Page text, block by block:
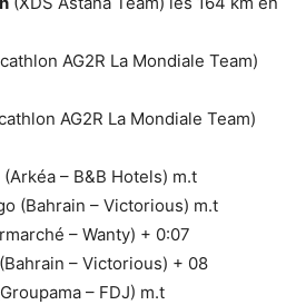
AG2R La Mondiale Team)
AG2R La Mondiale Team)
(Arkéa – B&B Hotels) m.t
(Bahrain – Victorious) m.t
– Wanty) + 0:07
– Victorious) + 08
– FDJ) m.t